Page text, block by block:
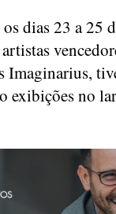
dias 23 a 25
Imaginarius,
exibições no